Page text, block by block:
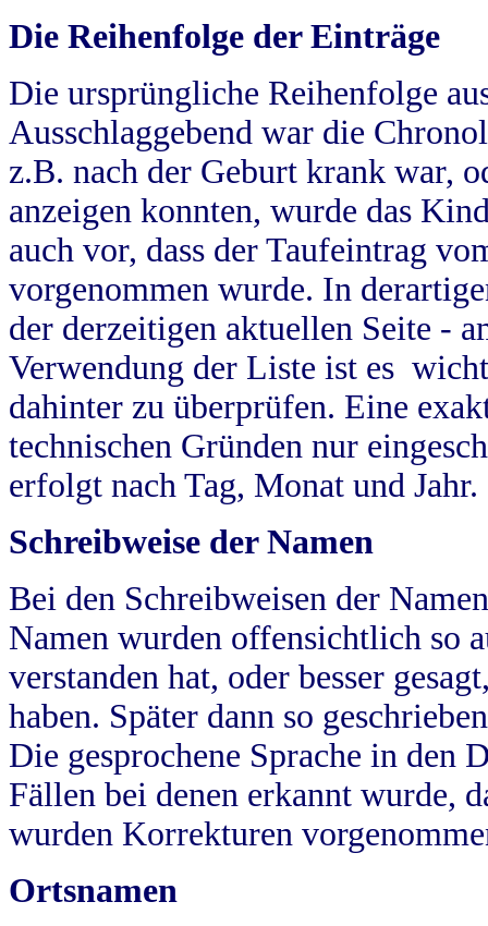
Die Reihenfolge der Einträge
Die ursprüngliche Reihenfolge
Ausschlaggebend war die
z.B. nach der Geburt krank war,
anzeigen konnten, wurde das
auch vor, dass der Taufeintrag
vorgenommen wurde. In
der derzeitigen aktuellen Seite -
Verwendung der Liste ist es
dahinter zu überprüfen. Eine
technischen Gründen nur
erfolgt nach Tag, Monat und Jahr.
Schreibweise der Namen
Bei den Schreibweisen der
Namen wurden offensichtlich so
verstanden hat, oder besser
haben. Später dann so
Die gesprochene Sprache in
Fällen bei denen erkannt wurde,
wurden Korrekturen
Ortsnamen